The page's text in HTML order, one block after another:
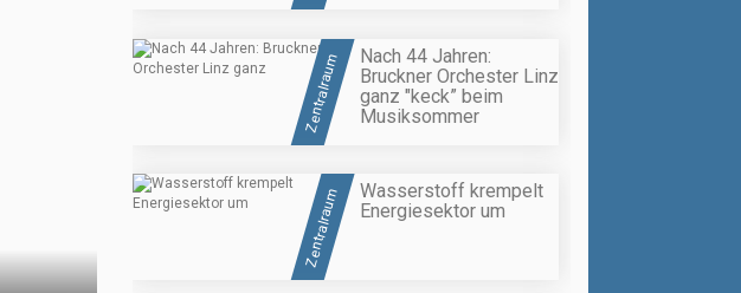
Zentralraum
Nach 44 Jahren:
Bruckner Orchester Linz
ganz "keck” beim
Musiksommer
Zentralraum
Wasserstoff krempelt
Energiesektor um